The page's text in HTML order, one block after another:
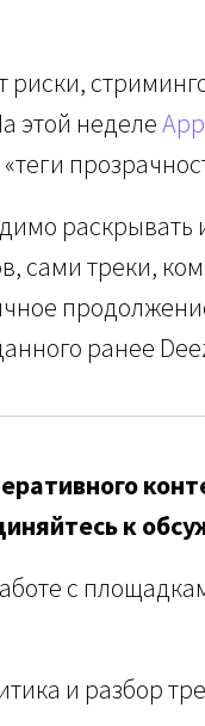
риски,
этой неделе
раскрывать
сами треки,
ранее
к
с
и разбор